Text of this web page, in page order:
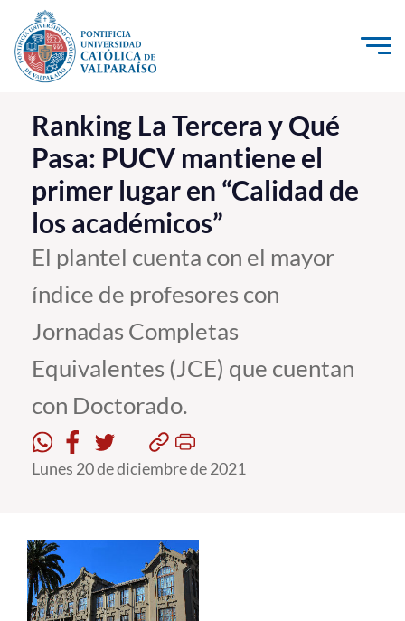
Click acá para ir directamente al contenido
La Universidad
Investigación, Creación e Innovación
PUCV Internacional
Vinculación con el Medio
Admisión
Pregrado
Postgrado
Formación Continua
Estudiantes
Alumni
Ranking La Tercera y Qué
Pasa: PUCV mantiene el
primer lugar en “Calidad de
los académicos”
El plantel cuenta con el mayor
índice de profesores con
Jornadas Completas
Equivalentes (JCE) que cuentan
con Doctorado.
Lunes 20 de diciembre de 2021